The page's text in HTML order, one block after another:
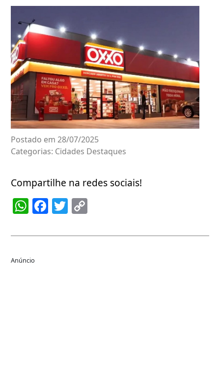
Postado em 28/07/2025
Categorias: Cidades Destaques
Compartilhe na redes sociais!
WhatsApp
Facebook
Twitter
Anúncio